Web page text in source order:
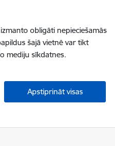
obligāti nepieciešamās
šajā vietnē var tikt
mediju sīkdatnes.
Apstiprināt visas